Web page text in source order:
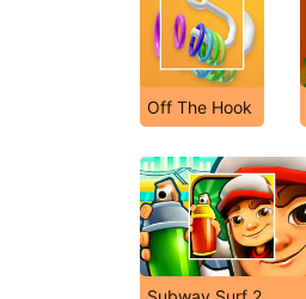
Off The Hook